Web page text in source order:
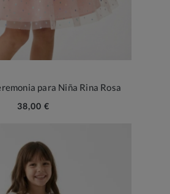
para Niña Rina Rosa
38,00 €